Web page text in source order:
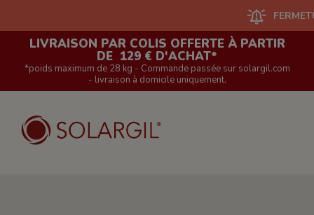
LIVRAISON PAR COLIS OFFERTE À PARTIR
DE 129 € D'ACHAT*
*poids maximum de 28 kg - Commande passée sur solargil.com
- livraison à domicile uniquement.